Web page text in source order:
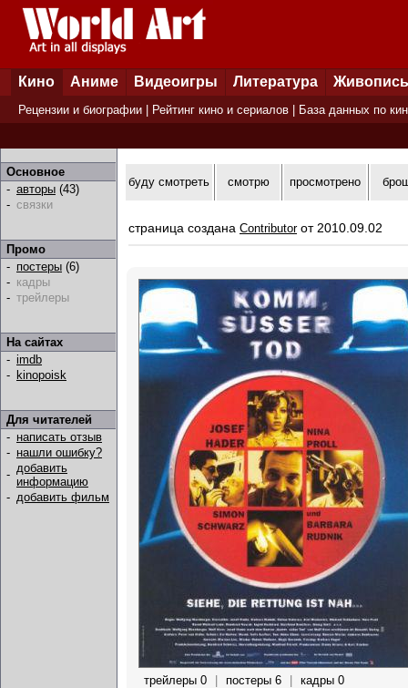
Кино Аниме Видеоигры Литература Живопись
Рецензии и биографии Рейтинг кино и сериалов База данных по
Основное
- авторы (43)
- связки
Промо
- постеры (6)
- кадры
- трейлеры
На сайтах
- imdb
- kinopoisk
Для читателей
- написать отзыв
- нашли ошибку?
- добавить
информацию
- добавить фильм
буду смотреть смотрю просмотрено
страница создана Contributorот 2010.09.02
трейлеры 0 постеры 6 кадры 0